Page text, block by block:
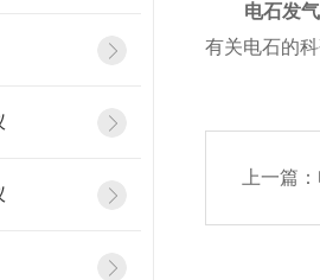
电石发
有关电石的
上一篇：